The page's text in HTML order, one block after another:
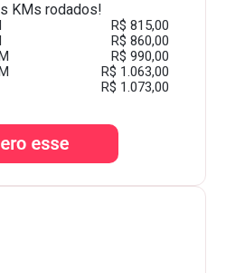
KMs rodados!
R$ 815,00
R$ 860,00
R$ 990,00
R$ 1.063,00
R$ 1.073,00